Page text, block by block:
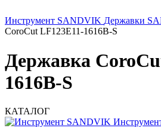
Инструмент SANDVIK Державки
CoroCut LF123E11-1616B-S
Державка
1616B-S
КАТАЛОГ